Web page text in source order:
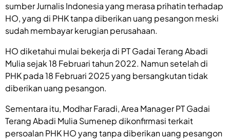
sumber Jurnalis Indonesia yang merasa prihatin terhadap
HO, yang di PHK tanpa diberikan uang pesangon meski
sudah membayar kerugian perusahaan.
HO diketahui mulai bekerja di PT Gadai Terang Abadi
Mulia sejak 18 Februari tahun 2022. Namun setelah di
PHK pada 18 Februari 2025 yang bersangkutan tidak
diberikan uang pesangon.
Sementara itu, Modhar Faradi, Area Manager PT Gadai
Terang Abadi Mulia Sumenep dikonfirmasi terkait
persoalan PHK HO yang tanpa diberikan uang pesangon